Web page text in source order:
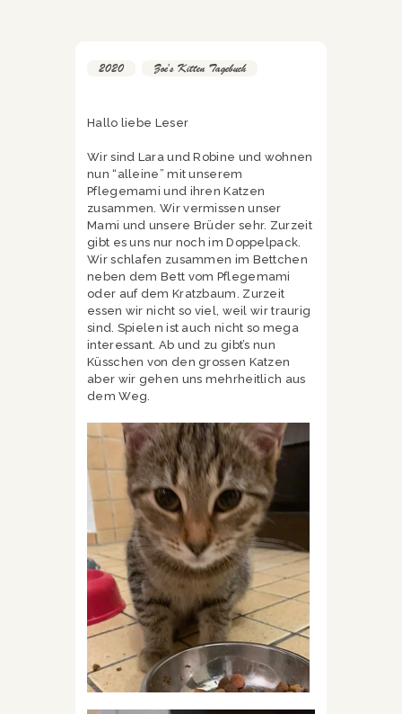
2020 Zoe's Kitten Tagebuch
Hallo liebe Leser
Wir sind Lara und Robine und wohnen
nun “alleine” mit unserem
Pflegemami und ihren Katzen
zusammen. Wir vermissen unser
Mami und unsere Brüder sehr. Zurzeit
gibt es uns nur noch im Doppelpack.
Wir schlafen zusammen im Bettchen
neben dem Bett vom Pflegemami
oder auf dem Kratzbaum. Zurzeit
essen wir nicht so viel, weil wir traurig
sind. Spielen ist auch nicht so mega
interessant. Ab und zu gibt’s nun
Küsschen von den grossen Katzen
aber wir gehen uns mehrheitlich aus
dem Weg.